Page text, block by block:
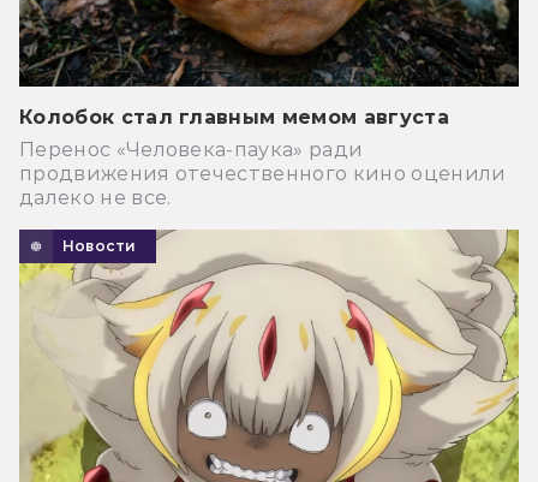
Колобок стал главным мемом августа
Перенос «Человека-паука» ради
продвижения отечественного кино оценили
далеко не все.
Новости